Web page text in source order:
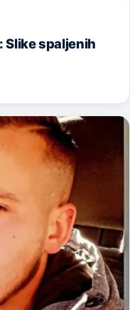
Slike spaljenih